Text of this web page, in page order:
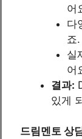
어
다
죠.
실
어
결과:
있게
드림멘토 상